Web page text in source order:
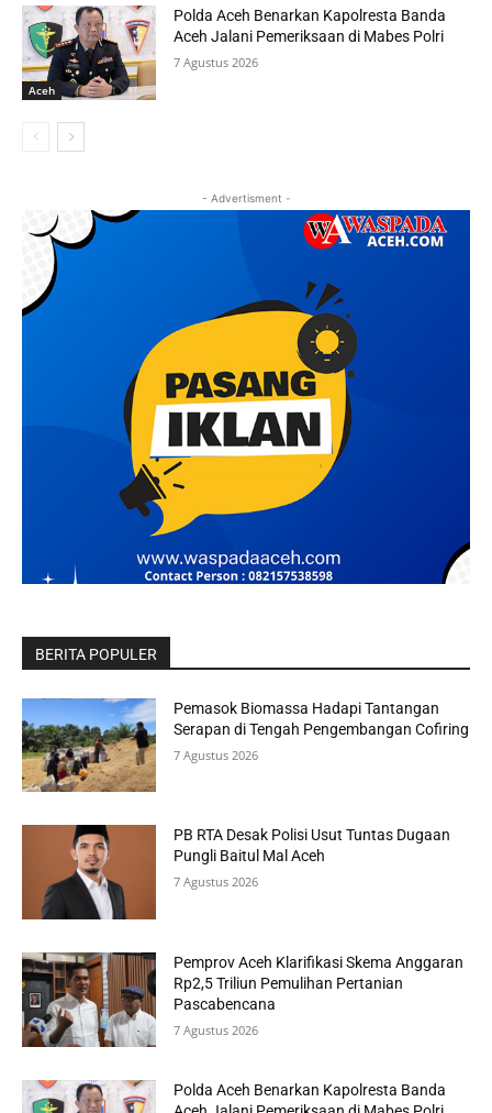
Aceh
Polda Aceh Benarkan Kapolresta Banda
Aceh Jalani Pemeriksaan di Mabes Polri
7 Agustus 2026
- Advertisment -
BERITA POPULER
Pemasok Biomassa Hadapi Tantangan
Serapan di Tengah Pengembangan Cofiring
7 Agustus 2026
PB RTA Desak Polisi Usut Tuntas Dugaan
Pungli Baitul Mal Aceh
7 Agustus 2026
Pemprov Aceh Klarifikasi Skema Anggaran
Rp2,5 Triliun Pemulihan Pertanian
Pascabencana
7 Agustus 2026
Polda Aceh Benarkan Kapolresta Banda